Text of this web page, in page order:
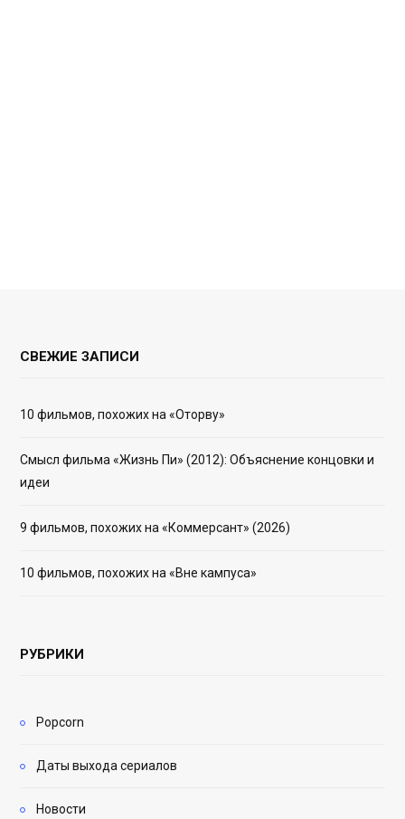
СВЕЖИЕ ЗАПИСИ
10 фильмов, похожих на «Оторву»
Смысл фильма «Жизнь Пи» (2012): Объяснение концовки и
идеи
9 фильмов, похожих на «Коммерсант» (2026)
10 фильмов, похожих на «Вне кампуса»
РУБРИКИ
Popcorn
Даты выхода сериалов
Новости